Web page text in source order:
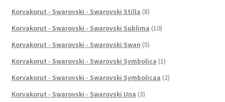
Korvakorut - Swarovski - Swarovski Stilla (8)
Korvakorut - Swarovski - Swarovski Sublima (10)
Korvakorut - Swarovski - Swarovski Swan (5)
Korvakorut - Swarovski - Swarovski Symbolica (1)
Korvakorut - Swarovski - Swarovski Symbolicaa (2)
Korvakorut - Swarovski - Swarovski Una (3)